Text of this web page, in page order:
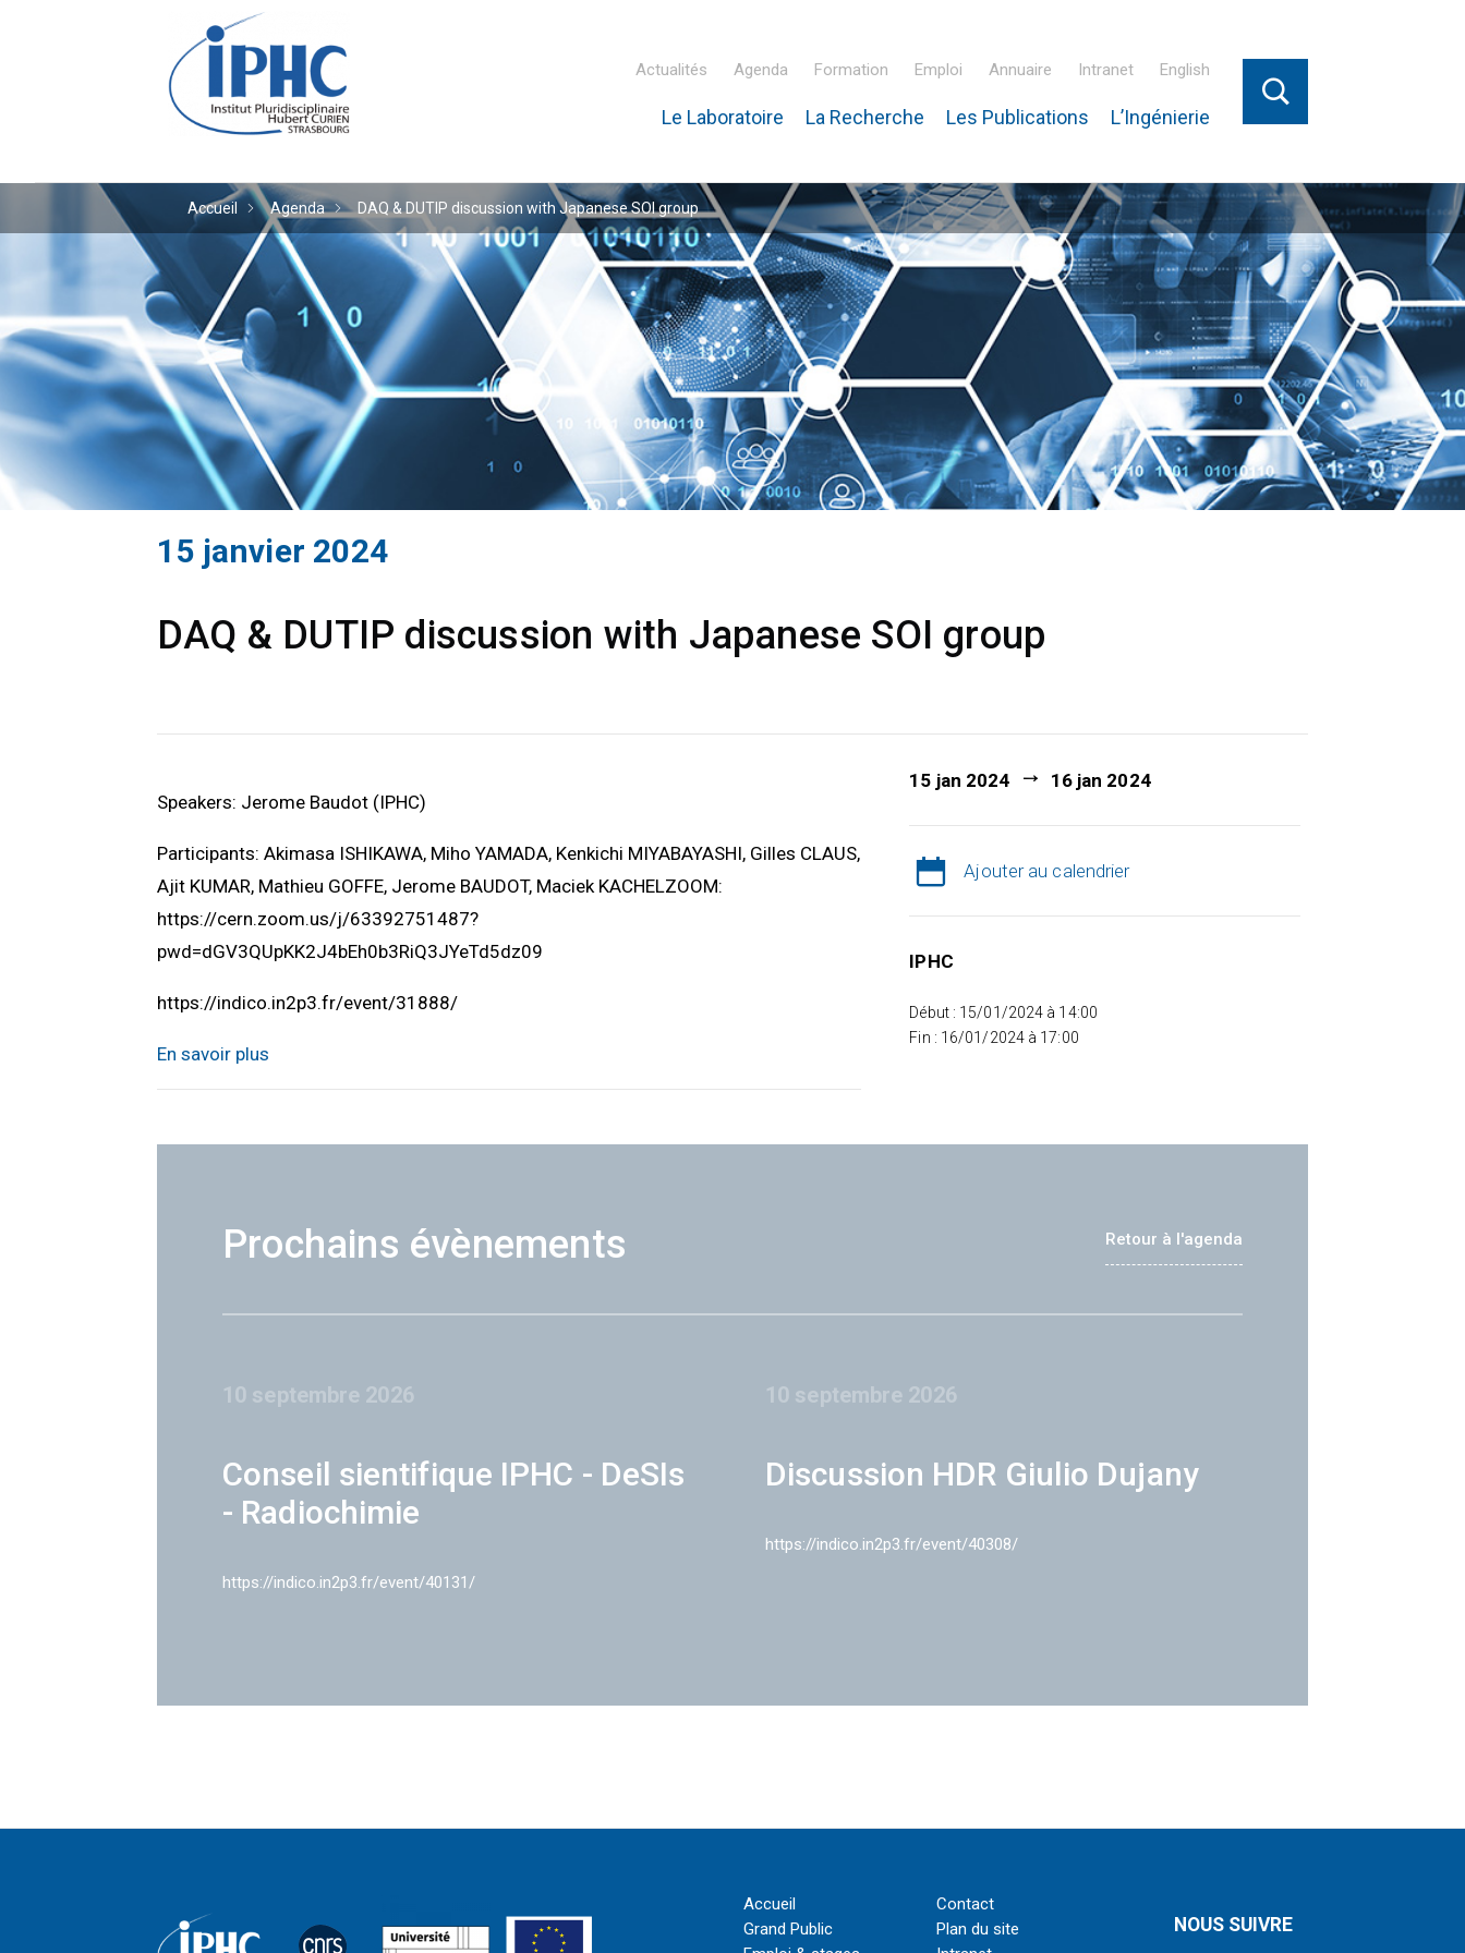
Institut pluridisciplinaire Hubert Curien – IPHC
Actualités Agenda Formation Emploi Annuaire Intranet English
Le Laboratoire La Recherche Les Publications L’Ingénierie
Accueil Agenda DAQ & DUTIP discussion with Japanese SOI group
15 janvier 2024
DAQ & DUTIP discussion with Japanese SOI group
Speakers: Jerome Baudot (IPHC)
Participants: Akimasa ISHIKAWA, Miho YAMADA, Kenkichi MIYABAYASHI, Gilles CLAUS,
Ajit KUMAR, Mathieu GOFFE, Jerome BAUDOT, Maciek KACHELZOOM:
https://cern.zoom.us/j/63392751487?
pwd=dGV3QUpKK2J4bEh0b3RiQ3JYeTd5dz09
https://indico.in2p3.fr/event/31888/
En savoir plus
15 jan 2024 16 jan 2024
Ajouter au calendrier
IPHC
Début : 15/01/2024 à 14:00
Fin : 16/01/2024 à 17:00
Prochains évènements Retour à l'agenda
10 septembre 2026
Conseil sientifique IPHC - DeSIs
- Radiochimie
https://indico.in2p3.fr/event/40131/
10 septembre 2026
Discussion HDR Giulio Dujany
https://indico.in2p3.fr/event/40308/
Accueil
Grand Public
Contact
Plan du site
NOUS SUIVRE